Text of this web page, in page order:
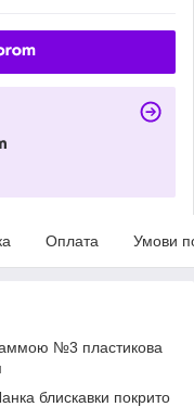
Оплата Умови
№3 пластикова
блискавки покрито